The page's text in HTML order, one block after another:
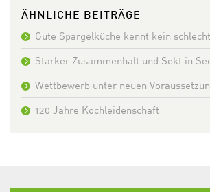
ÄHNLICHE BEITRÄGE
Gute Spargelküche kennt kein
Starker Zusammenhalt und Sekt in
Wettbewerb unter neuen
120 Jahre Kochleidenschaft